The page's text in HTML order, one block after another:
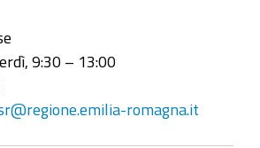
9:30 – 13:00
romagna.it